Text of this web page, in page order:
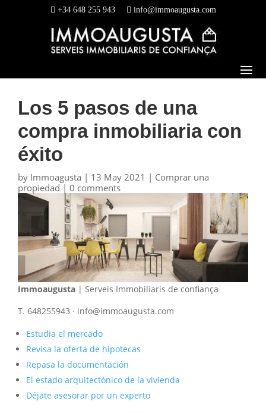
+34 648 255 943 info@immoaugusta.com
Los 5 pasos de una
compra inmobiliaria con
éxito
by Immoagusta | 13 May 2021 | Comprar una
propiedad | 0 comments
Immoaugusta | Serveis Immobiliaris de confiança
T. 648255943 · info@immoaugusta.com
Estudia el mercado
Revisa la oferta de hipotecas
Repasa la documentación
El estado arquitectónico de la vivienda
Déjate asesorar por un experto